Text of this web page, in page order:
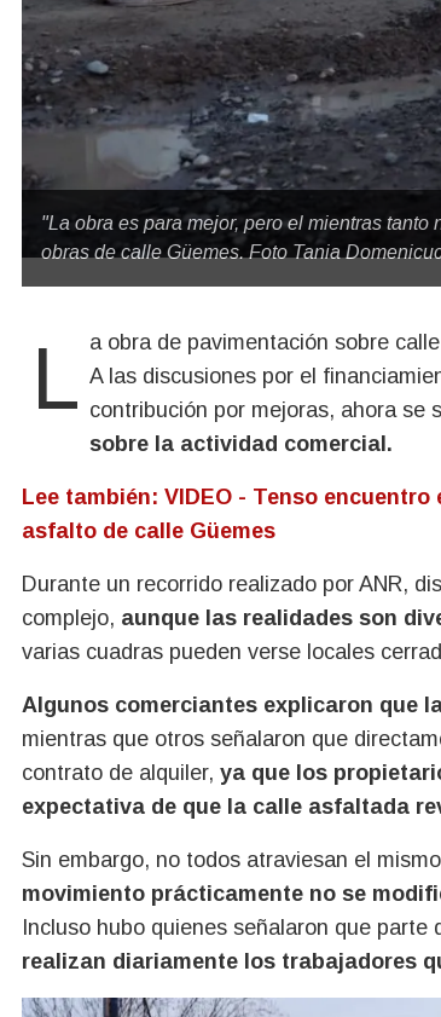
"La obra es para mejor, pero el mientras
obras de calle Güemes. Foto Tania
La obra de pavimentación sobre
A las discusiones por el
contribución por mejoras, ahora se
sobre la actividad comercial.
Lee también: VIDEO - Tenso
asfalto de calle Güemes
Durante un recorrido realizado por ANR,
complejo, aunque las realidades son
varias cuadras pueden verse locales
Algunos comerciantes explicaron que
mientras que otros señalaron que
contrato de alquiler, ya que los
expectativa de que la calle asfaltada
Sin embargo, no todos atraviesan el
movimiento prácticamente no se
Incluso hubo quienes señalaron que parte
realizan diariamente los trabajadores